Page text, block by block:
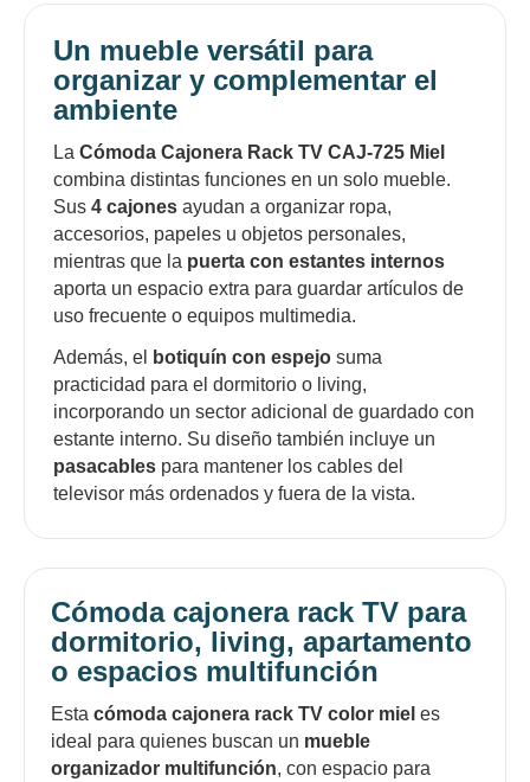
Un mueble versátil para
organizar y complementar el
ambiente
La Cómoda Cajonera Rack TV CAJ-725 Miel
combina distintas funciones en un solo mueble.
Sus 4 cajones ayudan a organizar ropa,
accesorios, papeles u objetos personales,
mientras que la puerta con estantes internos
aporta un espacio extra para guardar artículos de
uso frecuente o equipos multimedia.
Además, el botiquín con espejo suma
practicidad para el dormitorio o living,
incorporando un sector adicional de guardado con
estante interno. Su diseño también incluye un
pasacables para mantener los cables del
televisor más ordenados y fuera de la vista.
Cómoda cajonera rack TV para
dormitorio, living, apartamento
o espacios multifunción
Esta cómoda cajonera rack TV color miel es
ideal para quienes buscan un mueble
organizador multifunción, con espacio para